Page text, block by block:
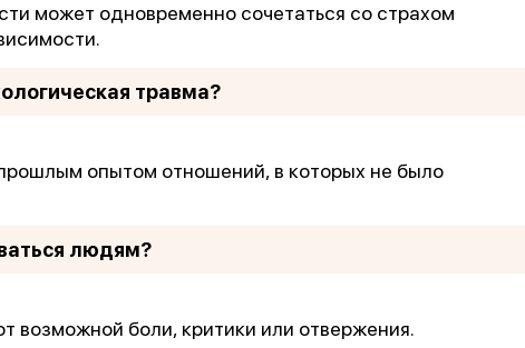
может одновременно сочетаться со страхом
травма?
опытом отношений, в которых не было
людям?
возможной боли, критики или отвержения.